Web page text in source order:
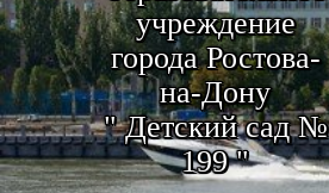
учреждение
города Ростова-
на-Дону
" Детский сад №
199 "